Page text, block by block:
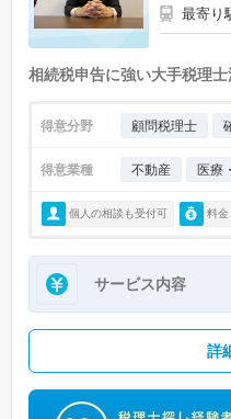
最寄り
相続税申告に強い大手税理
得意分野 顧問税理士
得意業種 不動産 医療
個人の相談も受付可 料金
サービス内容
詳